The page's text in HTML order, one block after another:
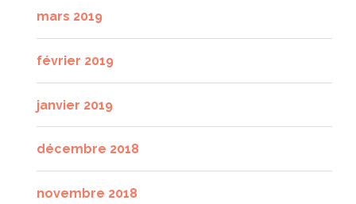
mars 2019
février 2019
janvier 2019
décembre 2018
novembre 2018